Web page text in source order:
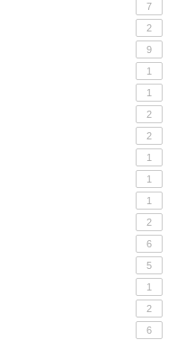
7
2
9
1
1
2
2
1
1
1
2
6
5
1
2
6